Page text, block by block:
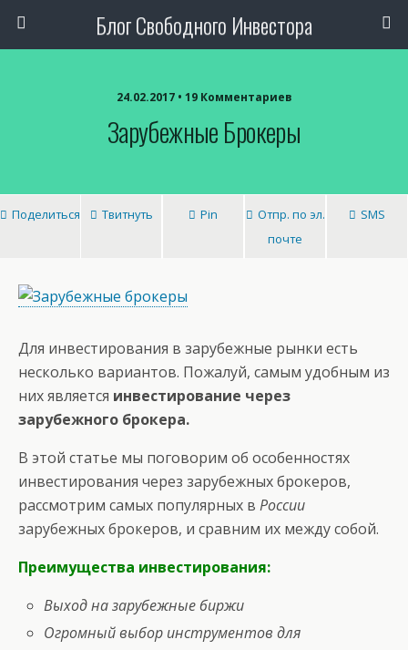
Блог Свободного Инвестора
24.02.2017 • 19 Комментариев
Зарубежные Брокеры
Поделиться Твитнуть Pin
Отпр. по эл.
почте
SMS
Для инвестирования в зарубежные рынки есть
несколько вариантов. Пожалуй, самым удобным из
них является инвестирование через
зарубежного брокера.
В этой статье мы поговорим об особенностях
инвестирования через зарубежных брокеров,
рассмотрим самых популярных в России
зарубежных брокеров, и сравним их между собой.
Преимущества инвестирования:
Выход на зарубежные биржи
Огромный выбор инструментов для